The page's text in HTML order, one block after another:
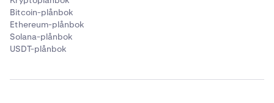
Bitcoin-plånbok
Ethereum-plånbok
Solana-plånbok
USDT-plånbok